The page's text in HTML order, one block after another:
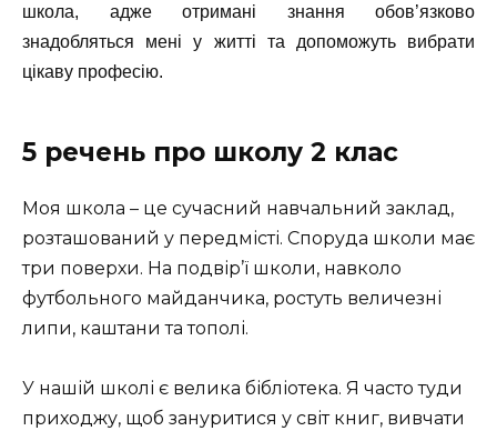
школа, адже отримані знання обов’язково
знадобляться мені у житті та допоможуть вибрати
цікаву професію.
5 речень про школу 2 клас
Моя школа – це сучасний навчальний заклад,
розташований у передмісті. Споруда школи має
три поверхи. На подвір’ї школи, навколо
футбольного майданчика, ростуть величезні
липи, каштани та тополі.
У нашій школі є велика бібліотека. Я часто туди
приходжу, щоб зануритися у світ книг, вивчати